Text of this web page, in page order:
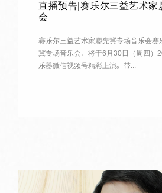
直播预告|赛乐尔三益艺术家
会
赛乐尔三益艺术家廖先冀专场音乐会赛
冀专场音乐会，将于6月30日（周四）
乐器微信视频号精彩上演。带...